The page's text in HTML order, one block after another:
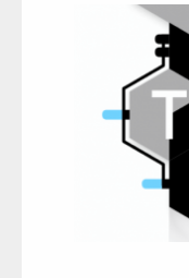
Category:
Detail